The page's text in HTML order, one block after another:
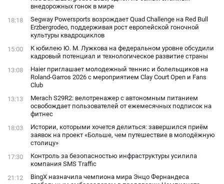
внедорожных гонок в мире
18:18
Segway Powersports возрождает Quad Challenge на Red Bull
Erzbergrodeo, поддерживая рост европейской гоночной
культуры квадроциклов
15:00
К юбилею Ю. М. Лужкова на федеральном уровне обсудили
кадровый потенциал и технологическое развитие страны
13:08
Haier приглашает молодежный теннис и болельщиков на
Roland-Garros 2026 с мероприятием Clay Court Open и Fans
Club
13:13
Merach S29R2: велотренажер с автономным питанием
освобождает пользователей от ежемесячных подписок на
фитнес
18:03
Истории, которыми хочется делиться: завершился приём
заявок на проект «Больше, чем путешествие в молодёжную
столицу»
17:30
Контроль за безопасностью инфраструктуры усилила
компания SMS Traffic
21:12
BingX назначила чемпиона мира Энцо Фернандеса